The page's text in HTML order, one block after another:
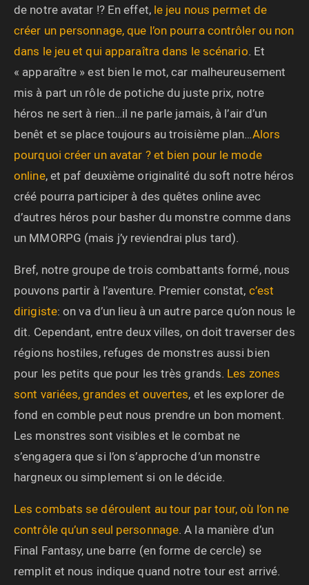
de notre avatar !? En effet, le jeu nous permet de
créer un personnage, que l’on pourra contrôler ou non
dans le jeu et qui apparaîtra dans le scénario. Et
« apparaître » est bien le mot, car malheureusement
mis à part un rôle de potiche du juste prix, notre
héros ne sert à rien…il ne parle jamais, à l’air d’un
benêt et se place toujours au troisième plan…Alors
pourquoi créer un avatar ? et bien pour le mode
online, et paf deuxième originalité du soft notre héros
créé pourra participer à des quêtes online avec
d’autres héros pour basher du monstre comme dans
un MMORPG (mais j’y reviendrai plus tard).
Bref, notre groupe de trois combattants formé, nous
pouvons partir à l’aventure. Premier constat, c’est
dirigiste: on va d’un lieu à un autre parce qu’on nous le
dit. Cependant, entre deux villes, on doit traverser des
régions hostiles, refuges de monstres aussi bien
pour les petits que pour les très grands. Les zones
sont variées, grandes et ouvertes, et les explorer de
fond en comble peut nous prendre un bon moment.
Les monstres sont visibles et le combat ne
s’engagera que si l’on s’approche d’un monstre
hargneux ou simplement si on le décide.
Les combats se déroulent au tour par tour, où l’on ne
contrôle qu’un seul personnage. A la manière d’un
Final Fantasy, une barre (en forme de cercle) se
remplit et nous indique quand notre tour est arrivé.